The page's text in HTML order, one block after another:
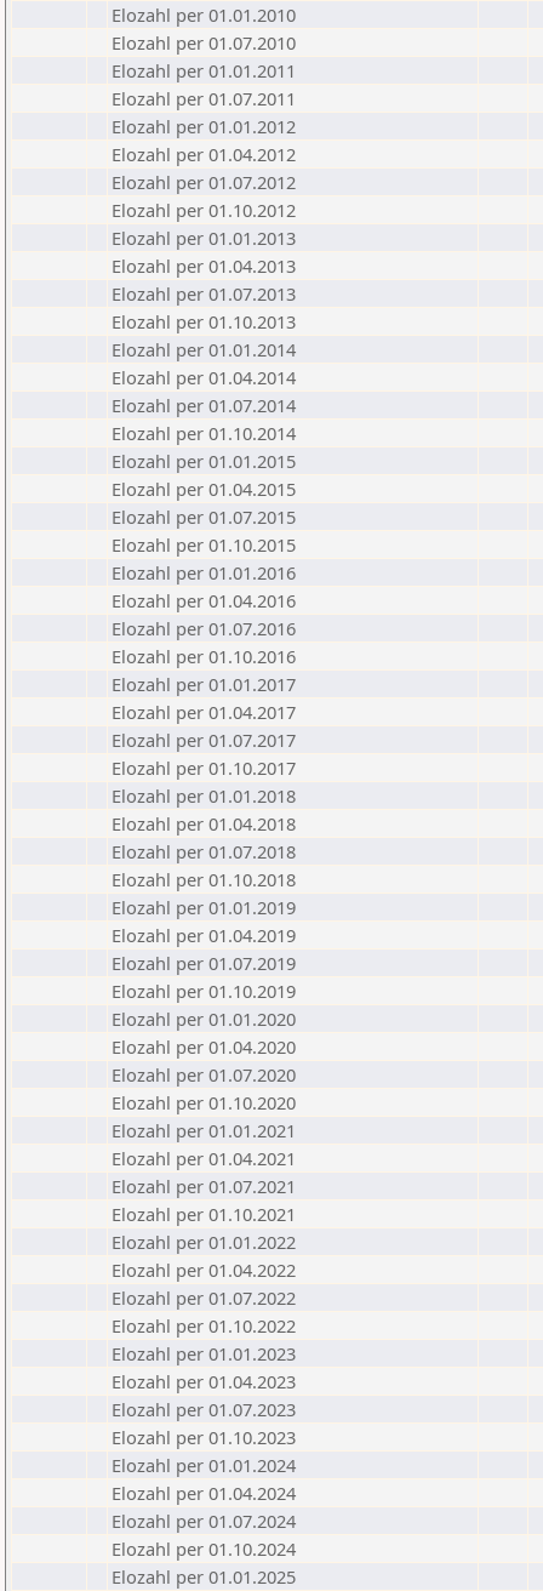
Elozahl per 01.01.2010
Elozahl per 01.07.2010
Elozahl per 01.01.2011
Elozahl per 01.07.2011
Elozahl per 01.01.2012
Elozahl per 01.04.2012
Elozahl per 01.07.2012
Elozahl per 01.10.2012
Elozahl per 01.01.2013
Elozahl per 01.04.2013
Elozahl per 01.07.2013
Elozahl per 01.10.2013
Elozahl per 01.01.2014
Elozahl per 01.04.2014
Elozahl per 01.07.2014
Elozahl per 01.10.2014
Elozahl per 01.01.2015
Elozahl per 01.04.2015
Elozahl per 01.07.2015
Elozahl per 01.10.2015
Elozahl per 01.01.2016
Elozahl per 01.04.2016
Elozahl per 01.07.2016
Elozahl per 01.10.2016
Elozahl per 01.01.2017
Elozahl per 01.04.2017
Elozahl per 01.07.2017
Elozahl per 01.10.2017
Elozahl per 01.01.2018
Elozahl per 01.04.2018
Elozahl per 01.07.2018
Elozahl per 01.10.2018
Elozahl per 01.01.2019
Elozahl per 01.04.2019
Elozahl per 01.07.2019
Elozahl per 01.10.2019
Elozahl per 01.01.2020
Elozahl per 01.04.2020
Elozahl per 01.07.2020
Elozahl per 01.10.2020
Elozahl per 01.01.2021
Elozahl per 01.04.2021
Elozahl per 01.07.2021
Elozahl per 01.10.2021
Elozahl per 01.01.2022
Elozahl per 01.04.2022
Elozahl per 01.07.2022
Elozahl per 01.10.2022
Elozahl per 01.01.2023
Elozahl per 01.04.2023
Elozahl per 01.07.2023
Elozahl per 01.10.2023
Elozahl per 01.01.2024
Elozahl per 01.04.2024
Elozahl per 01.07.2024
Elozahl per 01.10.2024
Elozahl per 01.01.2025